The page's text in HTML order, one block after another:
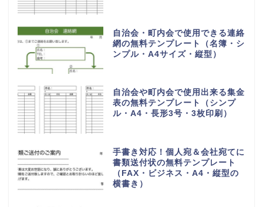
自治会・町内会で使用できる連絡
網の無料テンプレート（名簿・シ
ンプル・A4サイズ・縦型）
自治会や町内会で使用出来る集金
表の無料テンプレート（シンプ
ル・A4・長形3号・3枚印刷）
手書き対応！個人宛＆会社宛てに
書類送付状の無料テンプレート
（FAX・ビジネス・A4・縦型の
横書き）